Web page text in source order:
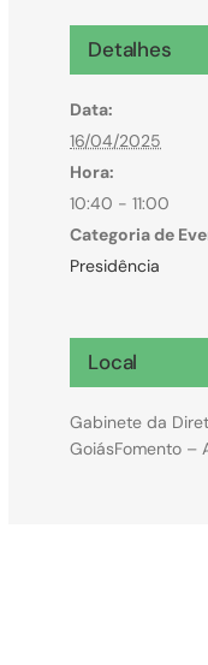
Microcrédito
Para MEI,
(feirantes e
Detalhes
Data:
16/04/2025
Hora:
10:40 - 11:00
Categoria de
Presidência
Local
Gabinete da
GoiásFomento –